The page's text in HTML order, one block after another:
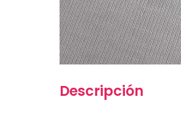
Descripción